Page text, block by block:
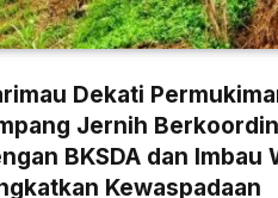
Dekati
Jernih
BKSDA dan Imbau
Kewaspadaan